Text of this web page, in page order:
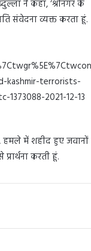
ने कहा, ‘श्रीनगर के
संवेदना व्यक्त करता हूं.
kashmir-terrorists-
2021-12-13
हमले में शहीद हुए जवानों
करती हूं.